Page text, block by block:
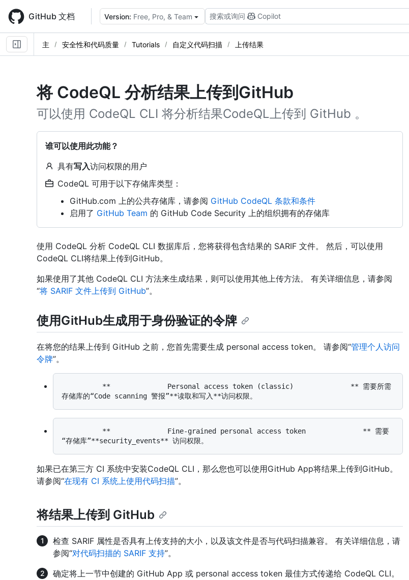
main
content
GitHub 文档 Version: Free, Pro, & Team 搜索或询问 Copilot
主 安全性和代码质量 Tutorials 自定义代码扫描 上传结果
将 CodeQL 分析结果上传到GitHub
可以使用 CodeQL CLI 将分析结果CodeQL上传到 GitHub 。
谁可以使用此功能？
具有写入访问权限的用户
CodeQL 可用于以下存储库类型：
GitHub.com 上的公共存储库，请参阅 GitHub CodeQL 条款和条件
启用了 GitHub Team 的 GitHub Code Security 上的组织拥有的存储库
使用 CodeQL 分析 CodeQL CLI 数据库后，您将获得包含结果的 SARIF 文件。 然后，可以使用
CodeQL CLI将结果上传到GitHub。
如果使用了其他 CodeQL CLI 方法来生成结果，则可以使用其他上传方法。 有关详细信息，请参阅
“将 SARIF 文件上传到 GitHub”。
使用GitHub生成用于身份验证的令牌
在将您的结果上传到 GitHub 之前，您首先需要生成 personal access token。 请参阅“管理个人访问
令牌”。
如果已在第三方 CI 系统中安装CodeQL CLI，那么您也可以使用GitHub App将结果上传到GitHub。
请参阅“在现有 CI 系统上使用代码扫描”。
将结果上传到 GitHub
检查 SARIF 属性是否具有上传支持的大小，以及该文件是否与代码扫描兼容。 有关详细信息，请
参阅“对代码扫描的 SARIF 支持”。
确定将上一节中创建的 GitHub App 或 personal access token 最佳方式传递给 CodeQL CLI。